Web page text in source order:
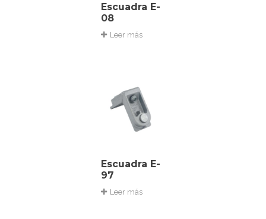
Escuadra E-
08
Leer más
Escuadra E-
97
Leer más